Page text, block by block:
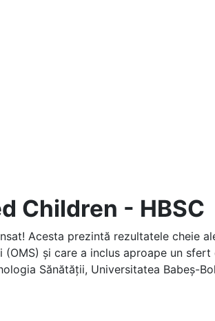
Children - HBSC
Acesta prezintă rezultatele cheie
și care a inclus aproape un
Sănătății, Universitatea Babeș-